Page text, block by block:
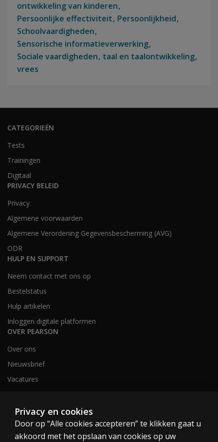
ontwikkeling van kinderen
Persoonlijke effectiviteit Persoonlijkheid
Schoolvaardigheden
Sensorische informatieverwerking
Sociale vaardigheden taal en taalontwikkeling
vrees
CATEGORIEËN
Tests
Trainingen
Digitaal
PRIVACY BELEID
Privacy
Algemene voorwaarden
Algemene Verordening Gegevensbescherming (AVG)
ODR
HULP EN SUPPORT
Neem contact met ons op
Bestelstatus
Hulp artikelen
Inloggen digitale platformen
OVER PEARSON
Over ons
Nieuwsbrief
Vacatures
Nederland en België
Privacy en cookies
Door op “Alle cookies accepteren” te klikken gaat u
akkoord met het opslaan van cookies op uw